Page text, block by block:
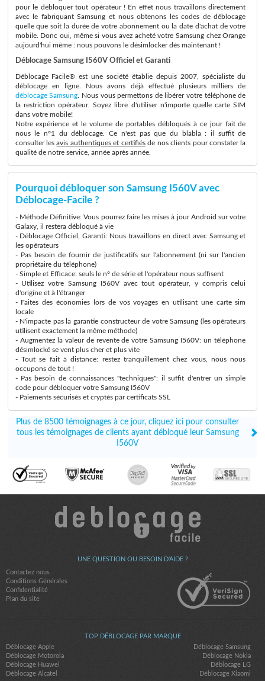
pour le débloquer tout opérateur ! En effet nous travaillons directement
avec le fabriquant Samsung et nous obtenons les codes de déblocage
quelle que soit la durée de votre abonnement ou la date d'achat de votre
mobile. Donc oui, même si vous avez acheté votre Samsung chez Orange
aujourd'hui même : nous pouvons le désimlocker dès maintenant !
Déblocage Samsung I560V Officiel et Garanti
Déblocage Facile® est une société établie depuis 2007, spécialiste du
déblocage en ligne. Nous avons déjà effectué plusieurs milliers de
déblocage Samsung . Nous vous permettons de libérer votre téléphone de
la restriction opérateur. Soyez libre d'utiliser n'importe quelle carte SIM
dans votre mobile!
Notre expérience et le volume de portables débloqués à ce jour fait de
nous le n°1 du déblocage. Ce n'est pas que du blabla : il suffit de
consulter lesavis authentiques et certifiésde nos clients pour constater la
qualité de notre service, année après année.
Pourquoi débloquer son Samsung I560V avec
Déblocage-Facile ?
- Méthode Définitive: Vous pourrez faire les mises à jour Android sur votre
Galaxy, il restera débloqué à vie
- Déblocage Officiel, Garanti: Nous travaillons en direct avec Samsung et
les opérateurs
- Pas besoin de fournir de justificatifs sur l'abonnement (ni sur l'ancien
propriétaire du téléphone)
- Simple et Efficace: seuls le n° de série et l'opérateur nous suffisent
- Utilisez votre Samsung I560V avec tout opérateur, y compris celui
d'origine et à l'étranger
- Faites des économies lors de vos voyages en utilisant une carte sim
locale
- N'impacte pas la garantie constructeur de votre Samsung (les opérateurs
utilisent exactement la même méthode)
- Augmentez la valeur de revente de votre Samsung I560V: un téléphone
désimlocké se vent plus cher et plus vite
- Tout se fait à distance: restez tranquillement chez vous, nous nous
occupons de tout !
- Pas besoin de connaissances "techniques": il suffit d'entrer un simple
code pour débloquer votre Samsung I560V
- Paiements sécurisés et cryptés par certificats SSL
Plus de 8500 témoignages à ce jour, cliquez ici pour consulter
tous les témoignages de clients ayant débloqué leur Samsung
I560V
UNE QUESTION OU BESOIN D'AIDE ?
Contactez nous
Conditions Générales
Confidentialité
Plan du site
TOP DÉBLOCAGE PAR MARQUE
Déblocage Apple
Déblocage Samsung
Déblocage Motorola
Déblocage Nokia
Déblocage Huawei
Déblocage LG
Déblocage Alcatel
Déblocage Xiaomi